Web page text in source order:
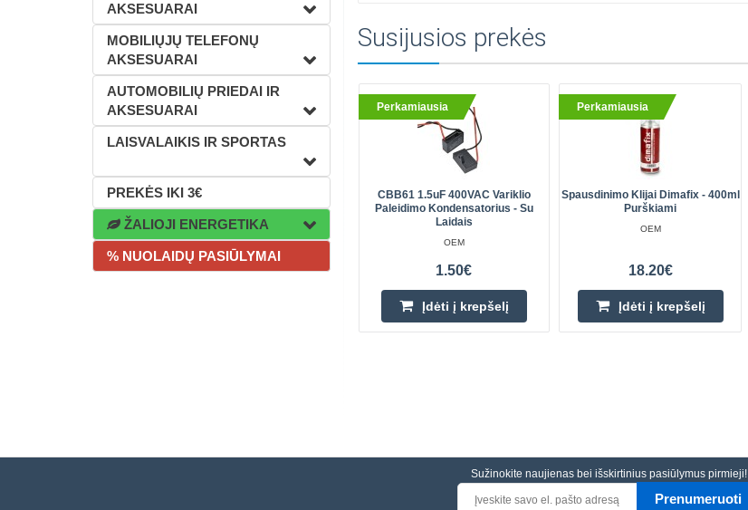
AKSESUARAI
MOBILIŲJŲ TELEFONŲ
AKSESUARAI
AUTOMOBILIŲ PRIEDAI IR
AKSESUARAI
LAISVALAIKIS IR SPORTAS
PREKĖS IKI 3€
ŽALIOJI ENERGETIKA
% NUOLAIDŲ PASIŪLYMAI
Susijusios prekės
Perkamiausia
CBB61 1.5uF 400VAC Variklio
Paleidimo Kondensatorius - Su
Laidais
OEM
1.50€
Įdėti į krepšelį
Perkamiausia
Spausdinimo Klijai Dimafix - 400ml
Purškiami
OEM
18.20€
Įdėti į krepšelį
Sužinokite naujienas bei išskirtinius pasiūlymus pirmieji!
Prenumeruoti